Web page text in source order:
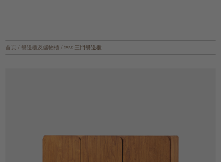
首頁 / 餐邊櫃及儲物櫃 / tess 三門餐邊櫃